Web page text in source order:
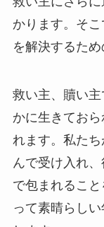
かります。そ
を解決するため
救い主、贖い
かに生きてお
れます。私た
んで受け入れ
で包まれるこ
って素晴らし